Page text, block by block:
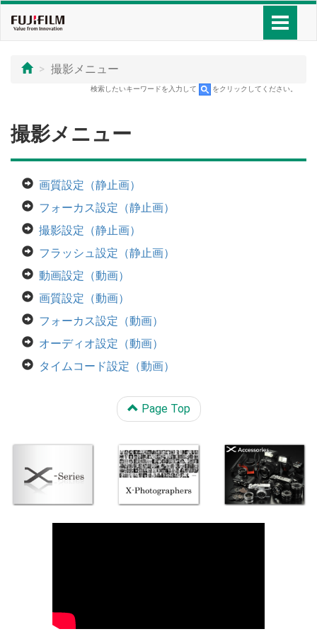
撮影メニュー
検索したいキーワードを入力して をクリックしてください。
撮影メニュー
画質設定（静止画）
フォーカス設定（静止画）
撮影設定（静止画）
フラッシュ設定（静止画）
動画設定（動画）
画質設定（動画）
フォーカス設定（動画）
オーディオ設定（動画）
タイムコード設定（動画）
Page Top